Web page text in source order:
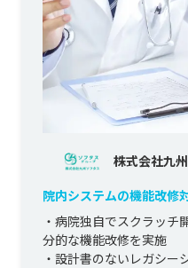
株式会社九
院内システムの機能改修
・病院独自でスクラッチ
分的な機能改修を実施
・設計書のないレガシー